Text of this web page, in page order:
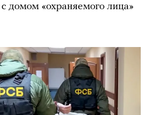
домом «охраняемого лица»